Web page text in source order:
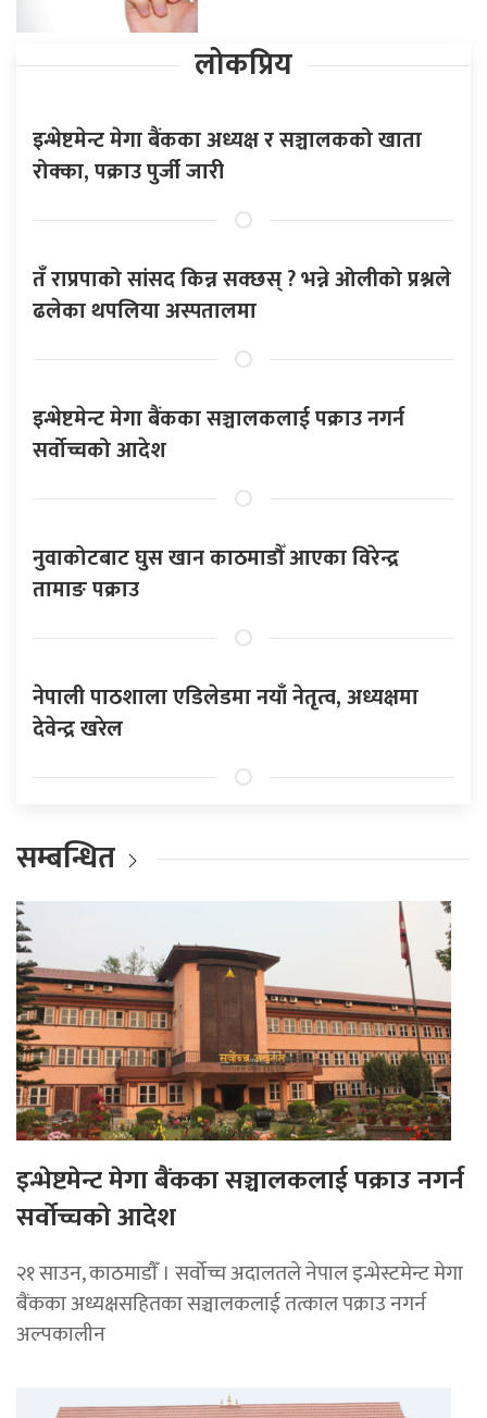
लोकप्रिय
इन्भेष्टमेन्ट मेगा बैंकका अध्यक्ष र सञ्चालकको खाता
रोक्का, पक्राउ पुर्जी जारी
तँ राप्रपाको सांसद किन्न सक्छस् ? भन्ने ओलीको प्रश्नले
ढलेका थपलिया अस्पतालमा
इन्भेष्टमेन्ट मेगा बैंकका सञ्चालकलाई पक्राउ नगर्न
सर्वोच्चको आदेश
नुवाकोटबाट घुस खान काठमाडौँ आएका विरेन्द्र
तामाङ पक्राउ
नेपाली पाठशाला एडिलेडमा नयाँ नेतृत्व, अध्यक्षमा
देवेन्द्र खरेल
सम्बन्धित
इन्भेष्टमेन्ट मेगा बैंकका सञ्चालकलाई पक्राउ नगर्न
सर्वोच्चको आदेश
२१ साउन, काठमाडाैँ । सर्वोच्च अदालतले नेपाल इन्भेस्टमेन्ट मेगा
बैंकका अध्यक्षसहितका सञ्चालकलाई तत्काल पक्राउ नगर्न
अल्पकालीन